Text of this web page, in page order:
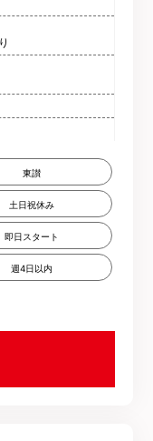
東讃
土日祝休み
即日スタート
週4日以内